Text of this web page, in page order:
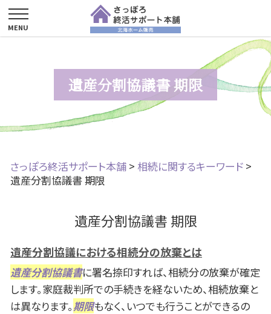
遺産分割協議書 期限
さっぽろ終活サポート本舗 > 相続に関するキーワード >
遺産分割協議書 期限
遺産分割協議書 期限
遺産分割協議における相続分の放棄とは
遺産分割協議書に署名捺印すれば、相続分の放棄が確定
します。家庭裁判所での手続きを経ないため、相続放棄と
は異なります。期限もなく、いつでも行うことができるの